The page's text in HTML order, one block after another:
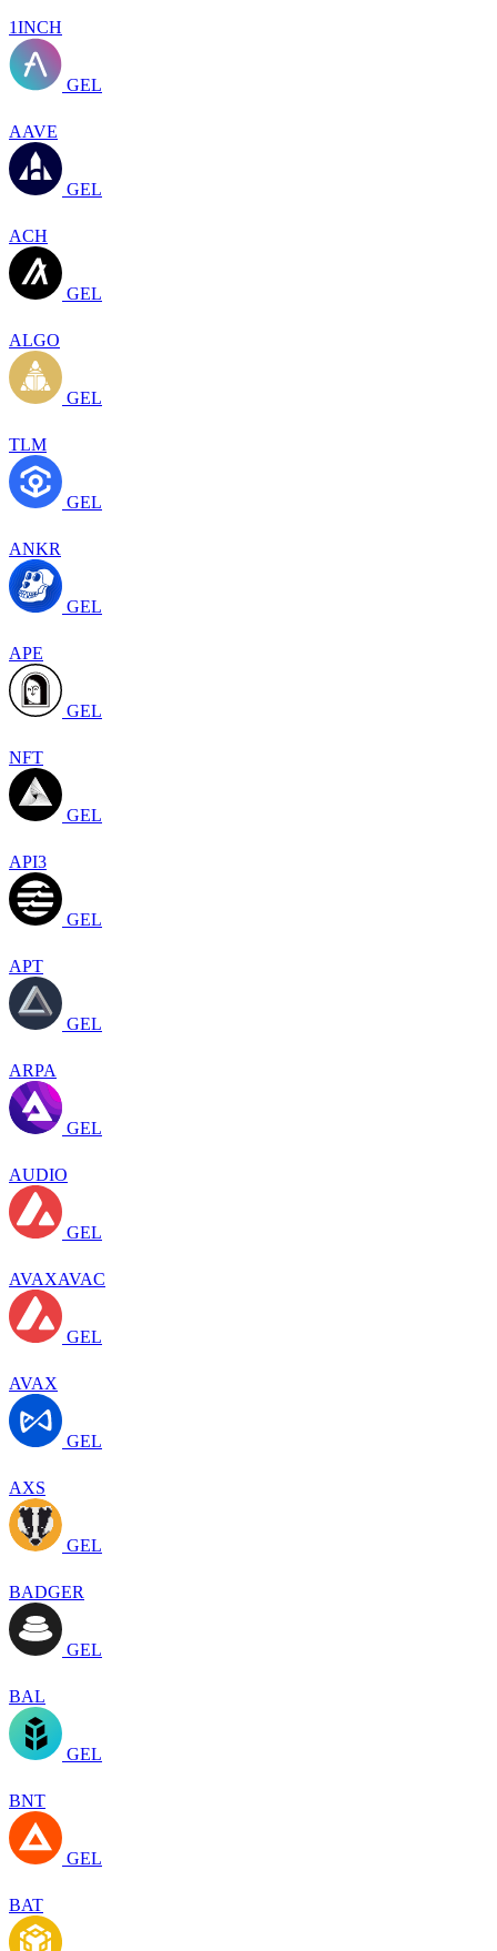
1INCH
GEL
AAVE
GEL
ACH
GEL
ALGO
GEL
TLM
GEL
ANKR
GEL
APE
GEL
NFT
GEL
API3
GEL
APT
GEL
ARPA
GEL
AUDIO
GEL
AVAXAVAC
GEL
AVAX
GEL
AXS
GEL
BADGER
GEL
BAL
GEL
BNT
GEL
BAT